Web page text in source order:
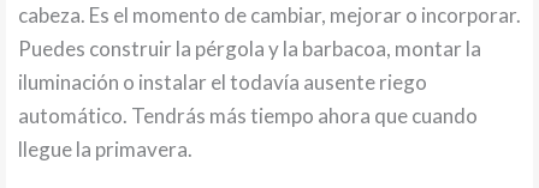
cabeza. Es el momento de cambiar, mejorar o incorporar.
Puedes construir la pérgola y la barbacoa, montar la
iluminación o instalar el todavía ausente riego
automático. Tendrás más tiempo ahora que cuando
llegue la primavera.